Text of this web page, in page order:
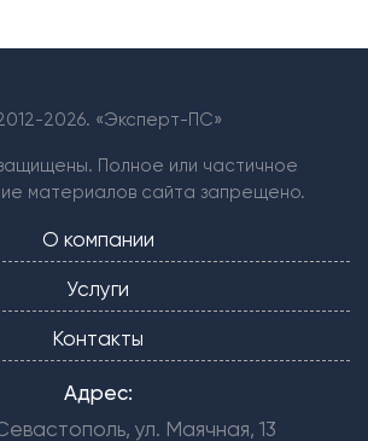
2026. «Эксперт-ПС»
Полное или частичное
материалов сайта запрещено.
О компании
Услуги
Контакты
Адрес:
ул. Маячная, 13